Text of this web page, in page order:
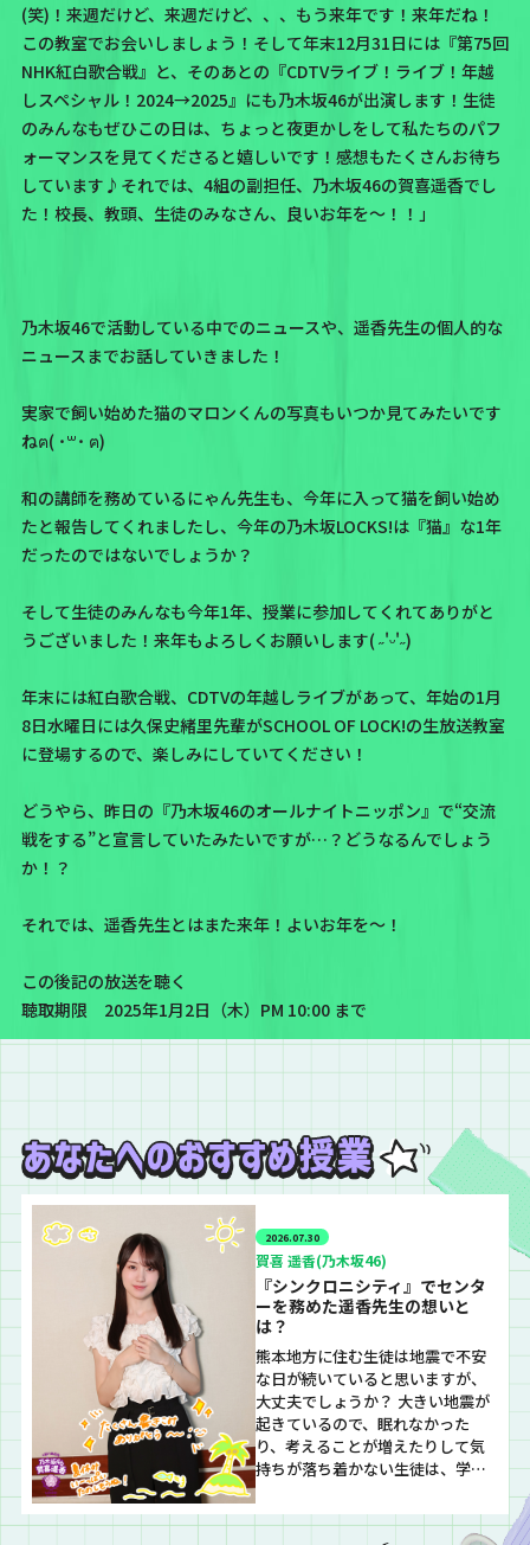
(笑)！来週だけど、来週だけど、、、もう来年です！来年だね！
この教室でお会いしましょう！そして年末12月31日には『第75回
NHK紅白歌合戦』 と、そのあとの 『CDTVライブ！ライブ！年越
しスペシャル！2024→2025』 にも乃木坂46が出演します！生徒
のみんなもぜひこの日は、ちょっと夜更かしをして私たちのパフ
ォーマンスを見てくださると嬉しいです！感想もたくさんお待ち
しています♪それでは、4組の副担任、乃木坂46の賀喜遥香でし
た！校長、教頭、生徒のみなさん、良いお年を〜！！」
乃木坂46で活動している中でのニュースや、 遥香先生の個人的な
ニュースまでお話していきました！
実家で飼い始めた猫のマロンくんの写真もいつか見てみたいです
ねฅ( ˙꒳˙​ ฅ)
和の講師を務めているにゃん先生も、今年に入って猫を飼い始め
たと報告してくれましたし、今年の乃木坂LOCKS!は『猫』 な1年
だったのではないでしょうか？
そして生徒のみんなも今年1年、授業に参加してくれてありがと
うございました！来年もよろしくお願いします( ˶'ᵕ'˶)
年末には紅白歌合戦、 CDTVの年越しライブがあって、 年始の1月
8日水曜日には久保史緒里先輩がSCHOOL OF LOCK!の生放送教室
に登場するので、楽しみにしていてください！
どうやら、昨日の『乃木坂46のオールナイトニッポン』で“交流
戦をする”と宣言していたみたいですが…？どうなるんでしょう
か！？
それでは、遥香先生とはまた来年！よいお年を〜！
この後記の放送を聴く
聴取期限 2025年1月2日（木）PM 10:00 まで
2026.07.30
賀喜 遥香(乃木坂46)
『シンクロニシティ』でセンタ
ーを務めた遥香先生の想いと
は？
熊本地方に住む生徒は地震で不安
な日が続いていると思いますが、
大丈夫でしょうか？ 大きい地震が
起きているので、眠れなかった
り、考えることが増えたりして気
持ちが落ち着かない生徒は、学校
ージを書いてくださいね。 少しで
も早く、いつも通りの生活が戻る